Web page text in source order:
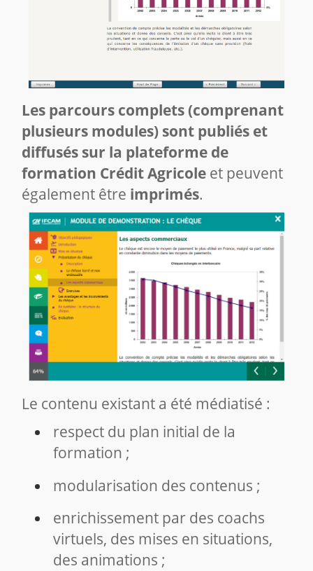
Les parcours complets (comprenant
plusieurs modules) sont publiés et
diffusés sur la plateforme de
formation Crédit Agricole et peuvent
également être imprimés.
Le contenu existant a été médiatisé :
respect du plan initial de la
formation ;
modularisation des contenus ;
enrichissement par des coachs
virtuels, des mises en situations,
des animations ;